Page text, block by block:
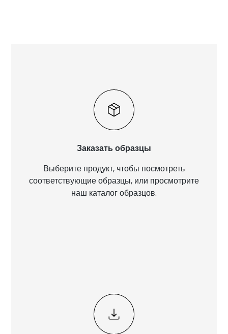
Заказать образцы
Выберите продукт, чтобы посмотреть
соответствующие образцы, или просмотрите
наш каталог образцов.